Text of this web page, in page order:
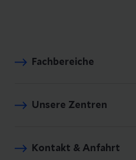
Fachbereiche
Unsere Zentren
Kontakt & Anfahrt